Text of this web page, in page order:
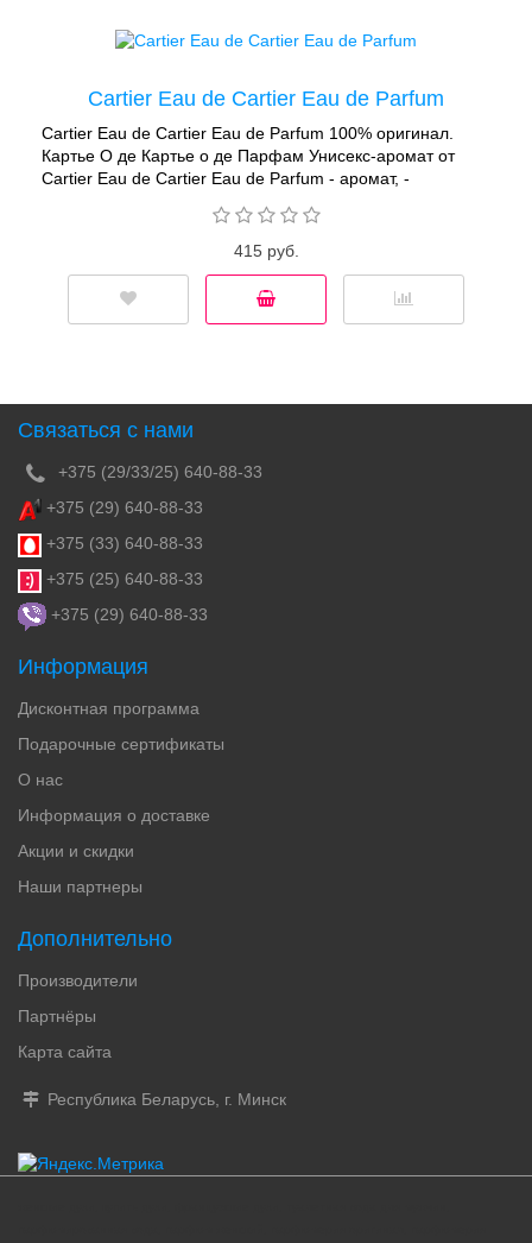
Cartier Eau de Cartier Eau de Parfum
Cartier Eau de Cartier Eau de Parfum 100% оригинал.
Картье О де Картье о де Парфам Унисекс-аромат от
Cartier Eau de Cartier Eau de Parfum - аромат, -
освежающий и чувственный аромат выстроен на игре
контрастов прохладных и влажных листьев фиалки,
красиво переплетающихся с тёплой ванилью, амброй и
Eau de Cartier, выпущенной в 2011 году. Начальные
сайте Perfumer.by Доступен в различных вариантах
объема 50 мл, 100 мл..
415 руб.
Связаться с нами
+375 (29/33/25) 640-88-33
+375 (29) 640-88-33
+375 (33) 640-88-33
+375 (25) 640-88-33
+375 (29) 640-88-33
Информация
Дисконтная программа
Подарочные сертификаты
О нас
Информация о доставке
Акции и скидки
Наши партнеры
Дополнительно
Производители
Партнёры
Карта сайта
Республика Беларусь, г. Минск